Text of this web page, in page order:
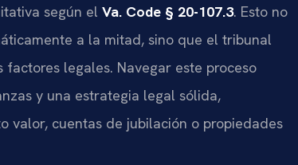
según el Va. Code § 20-107.3. Esto no
a la mitad, sino que el tribunal
legales. Navegar este proceso
y una estrategia legal sólida,
valor, cuentas de jubilación o propiedades